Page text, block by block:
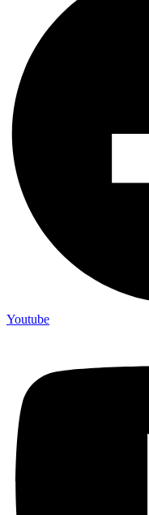
Youtube